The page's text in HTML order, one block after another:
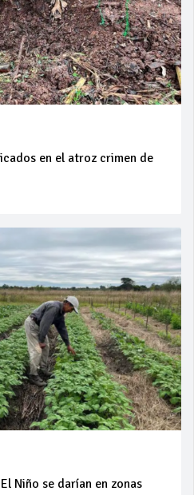
en el atroz crimen de
Niño se darían en zonas